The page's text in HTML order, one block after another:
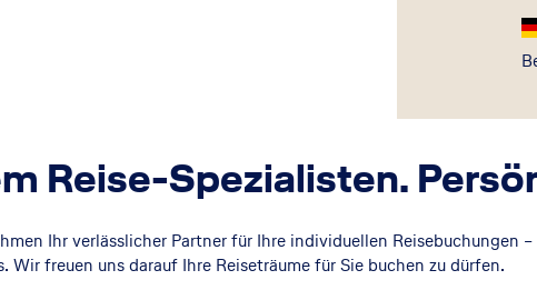
Reise-Spezialisten.
Ihr verlässlicher Partner für Ihre individuellen Reisebuchungen
Wir freuen uns darauf Ihre Reiseträume für Sie buchen zu dürfen.